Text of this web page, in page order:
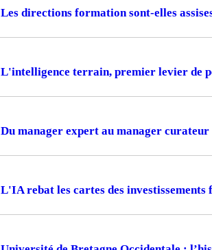
Les directions formation sont-elles
L'intelligence terrain, premier levier de
Du manager expert au manager curateur
L'IA rebat les cartes des